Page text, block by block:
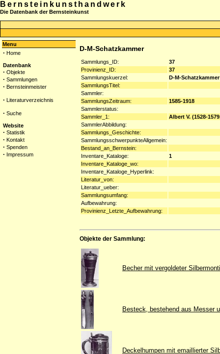
Bernsteinkunsthandwerk
Die Datenbank der Bernsteinkunst
Menu
· Home
Datenbank
· Objekte
· Sammlungen
· Bernsteinmeister
· Literaturverzeichnis
· Suche
Website
· Statistik
· Kontakt
· Spenden
· Impressum
D-M-Schatzkammer
Sammlungs_ID:
37
Provinienz_ID:
37
Sammlungskuerzel:
D-M-Schatzkammer
SammlungsTitel:
Sammler:
SammlungsZeitraum:
1585-1918
Sammlerstatus:
Sammler_1:
Albert V. (1528-
SammlerAbbildung:
Sammlungs_Geschichte:
SammlungsschwerpunkteAllgemein:
Bestand_an_Bernstein:
Inventare_Kataloge:
1
Inventare_Kataloge_wo:
Inventare_Kataloge_Hyperlink:
Literatur_von:
Literatur_ueber:
Sammlungsumfang:
Aufbewahrung:
Provinienz_Letzte_Aufbewahrung:
Objekte der Sammlung:
Becher mit vergoldeter
Besteck, bestehend aus Messer
Deckelhumpen mit emaillierter